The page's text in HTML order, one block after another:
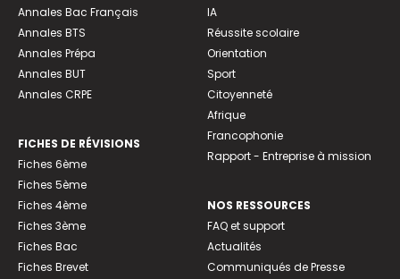
Annales Bac Français
Annales BTS
Annales Prépa
Annales BUT
Annales CRPE
FICHES DE RÉVISIONS
Fiches 6ème
Fiches 5ème
Fiches 4ème
Fiches 3ème
Fiches Bac
Fiches Brevet
IA
Réussite scolaire
Orientation
Sport
Citoyenneté
Afrique
Francophonie
Rapport - Entreprise à mission
NOS RESSOURCES
FAQ et support
Actualités
Communiqués de Presse